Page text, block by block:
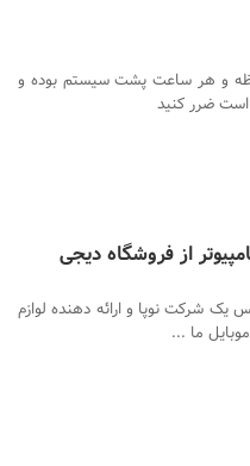
و هر ساعت پشت سیستم بوده و
است ضرر کنید
از فروشگاه دیجی
یک شرکت نوپا و ارائه دهنده لوازم
ما ...